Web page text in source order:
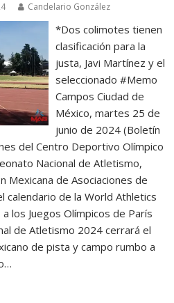
Candelario González
*Dos colimotes tienen
clasificación para la
justa, Javi Martínez y el
seleccionado #Memo
Campos Ciudad de
México, martes 25 de
junio de 2024 (Boletín
del Centro Deportivo Olímpico
Nacional de Atletismo,
Mexicana de Asociaciones de
calendario de la World Athletics
los Juegos Olímpicos de París
de Atletismo 2024 cerrará el
de pista y campo rumbo a